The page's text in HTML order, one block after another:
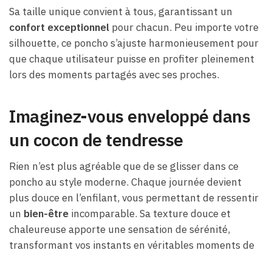
Sa taille unique convient à tous, garantissant un
confort exceptionnel pour chacun. Peu importe votre
silhouette, ce poncho s’ajuste harmonieusement pour
que chaque utilisateur puisse en profiter pleinement
lors des moments partagés avec ses proches.
Imaginez-vous enveloppé dans
un cocon de tendresse
Rien n’est plus agréable que de se glisser dans ce
poncho au style moderne. Chaque journée devient
plus douce en l’enfilant, vous permettant de ressentir
un bien-être incomparable. Sa texture douce et
chaleureuse apporte une sensation de sérénité,
transformant vos instants en véritables moments de